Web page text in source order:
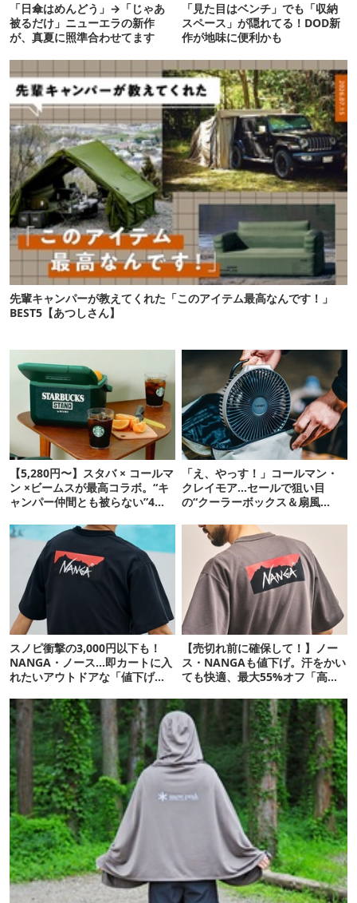
「日傘はめんどう」→「じゃあ
被るだけ」ニューエラの新作
が、真夏に照準合わせてます
「見た目はベンチ」でも「収納
スペース」が隠れてる！DOD新
作が地味に便利かも
先輩キャンパーが教えてくれた「このアイテム最高なんです！」
BEST5【あつしさん】
【5,280円〜】スタバ × コールマ
ン ×ビームスが最高コラボ。“キ
ャンパー仲間とも被らない”4ア
「え、やっす！」コールマン・
クレイモア…セールで狙い目
の“クーラーボックス＆扇風
スノピ衝撃の3,000円以下も！
NANGA・ノース…即カートに入
れたいアウトドアな「値下げ夏
【売切れ前に確保して！】ノー
ス・NANGAも値下げ。汗をかい
ても快適、最大55%オフ「高機